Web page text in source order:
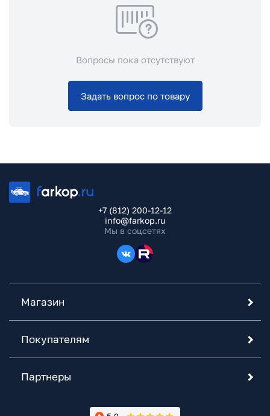
Вопросы пока отсутствуют
Задать вопрос по товару
+7 (812) 200-12-12
info@farkop.ru
Мы в соцсетях
Магазин
Покупателям
Партнеры